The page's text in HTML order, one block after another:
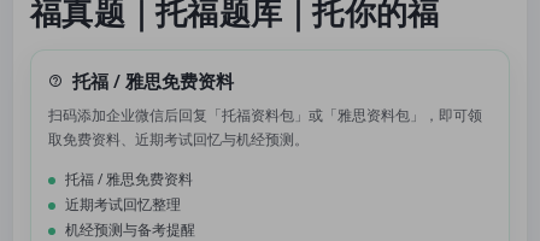
福真题｜托福题库｜托你的福
托福 / 雅思免费资料
扫码添加企业微信后回复「托福资料包」或「雅思资料包」，即可领
取免费资料、近期考试回忆与机经预测。
托福 / 雅思免费资料
近期考试回忆整理
机经预测与备考提醒